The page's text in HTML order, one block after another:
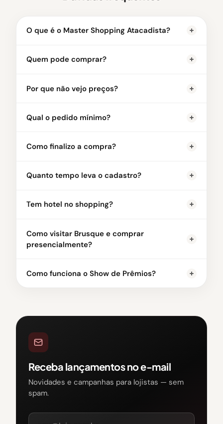
O que é o Master Shopping Atacadista?
Quem pode comprar?
Por que não vejo preços?
Qual o pedido mínimo?
Como finalizo a compra?
Quanto tempo leva o cadastro?
Tem hotel no shopping?
Como visitar Brusque e comprar
presencialmente?
Como funciona o Show de Prêmios?
Receba lançamentos no e-mail
Novidades e campanhas para lojistas — sem
spam.